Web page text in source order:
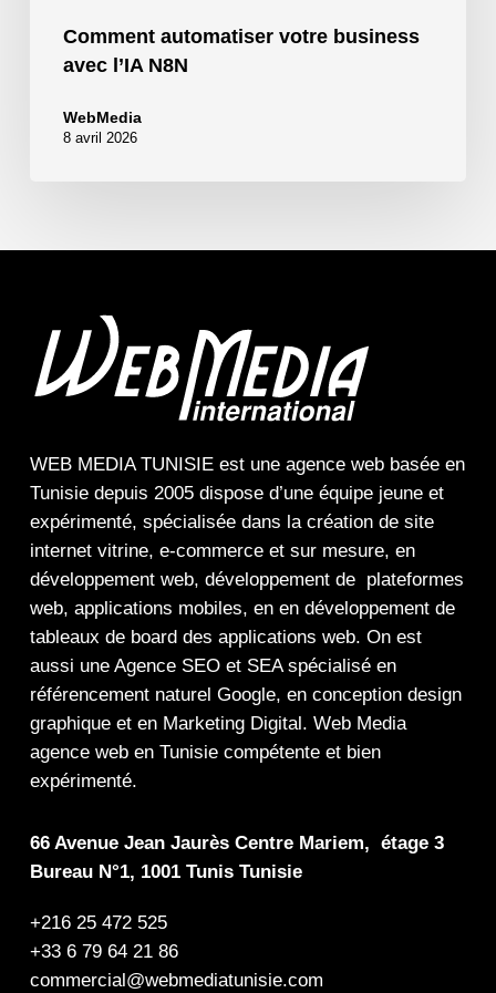
Comment automatiser votre business
avec l’IA N8N
WebMedia
8 avril 2026
WEB MEDIA TUNISIEest une agence webbasée en
Tunisie depuis 2005 dispose d’une équipe jeune et
expérimenté, spécialisée dans la création de site
internet vitrine, e-commerceet sur mesure, en
développement web, développement de plateformes
web, applications mobiles, en en développement de
tableaux de board des applications web. On est
aussi une Agence SEOet SEAspécialisé en
référencement naturel Google, en conception design
graphiqueet en Marketing Digital . Web Media
agence web en Tunisie compétente et bien
expérimenté.
66 Avenue Jean Jaurès Centre Mariem, étage 3
Bureau N°1, 1001 Tunis Tunisie
+216 25 472 525
+33 6 79 64 21 86
commercial@webmediatunisie.com